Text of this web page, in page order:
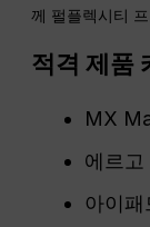
께 펄플렉시티
적격 제품
MX
에르고
아이